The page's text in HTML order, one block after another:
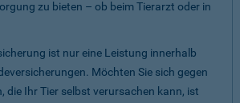
zu bieten – ob beim Tierarzt oder in
ist nur eine Leistung innerhalb
Möchten Sie sich gegen
die Ihr Tier selbst verursachen kann, ist